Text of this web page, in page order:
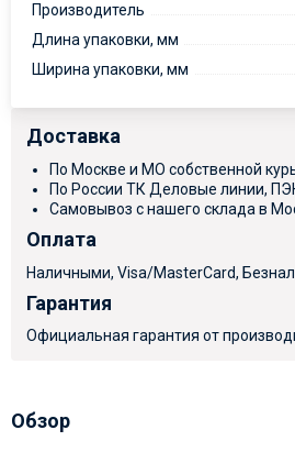
Производитель
Длина упаковки, мм
Ширина упаковки, мм
Доставка
По Москве и МО собственной
По России ТК Деловые линии,
Самовывоз с нашего склада в
Оплата
Наличными, Visa/MasterCard,
Гарантия
Официальная гарантия от
Обзор